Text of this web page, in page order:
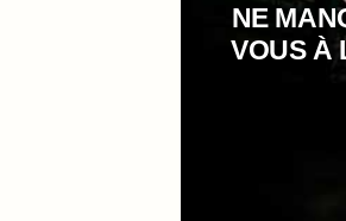
NE
VOUS À